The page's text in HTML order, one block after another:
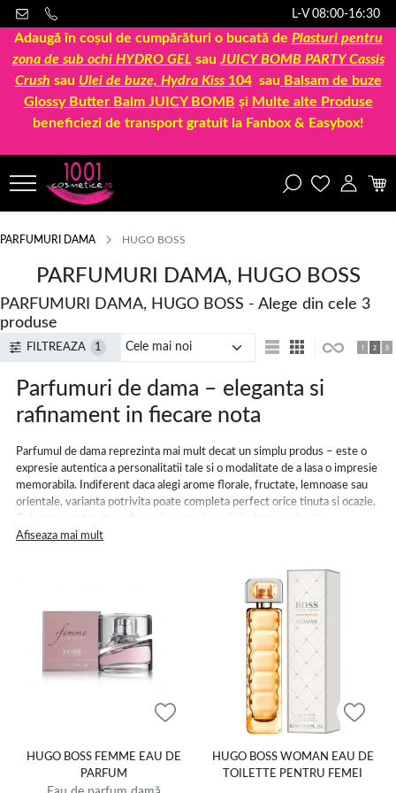
L-V 08:00-16:30
Adaugă în coșul de cumpărături o bucată de Plasturi pentru
zona de sub ochi HYDRO GEL sau JUICY BOMB PARTY Cassis
Crush sau Ulei de buze, Hydra Kiss 104sau Balsam de buze
Glossy Butter Balm JUICY BOMB și Multe alte Produse
beneficiezi de transport gratuit la Fanbox & Easybox!
PARFUMURI DAMA HUGO BOSS
PARFUMURI DAMA, HUGO BOSS
PARFUMURI DAMA, HUGO BOSS - Alege din cele 3
produse
FILTREAZA 1
Parfumuri de dama – eleganta si
rafinament in fiecare nota
Parfumul de dama reprezinta mai mult decat un simplu produs – este o
expresie autentica a personalitatii tale si o modalitate de a lasa o impresie
memorabila. Indiferent daca alegi arome florale, fructate, lemnoase sau
orientale, varianta potrivita poate completa perfect orice tinuta si ocazie.
diversificata de esente sofisticate, create pentru a-ti sublinia stilul si a-ti
ape de parfum pentru femei
, cu o
ape de toaleta pentru femei , ideale pentru
un miros discret si revigorant. Fie ca preferi notele dulci si romantice, fie
ca iti plac esentele intense si senzuale, gama de parfumuri de femei este
conceputa pentru a se potrivi oricarei imprejurari si personalitati.
Parfum de dama – esenta perfecta
pentru fiecare stil
definitoriu al stilului tau. Poti opta pentru esente clasice, moderne sau
indraznete, potrivite fie pentru activitatile de zi cu zi, fie pentru
Afiseaza mai mult
HUGO BOSS FEMME EAU DE
PARFUM
HUGO BOSS WOMAN EAU DE
TOILETTE PENTRU FEMEI